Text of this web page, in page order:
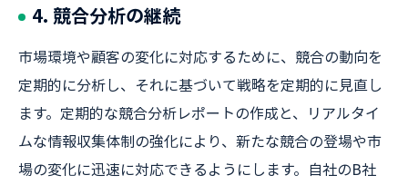
4. 競合分析の継続
市場環境や顧客の変化に対応するために、競合の動向を
定期的に分析し、それに基づいて戦略を定期的に見直し
ます。定期的な競合分析レポートの作成と、リアルタイ
ムな情報収集体制の強化により、新たな競合の登場や市
場の変化に迅速に対応できるようにします。自社のB社